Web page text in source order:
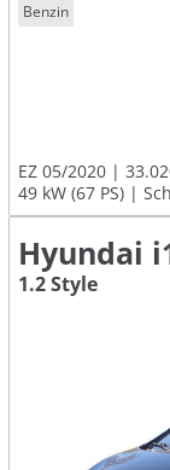
Benzin
EZ 05/2020
49 kW (67 PS)
Hyundai
1.2 Style